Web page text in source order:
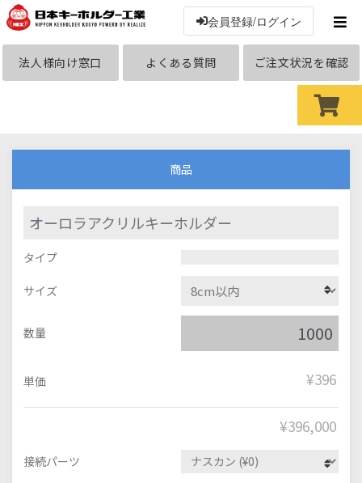
会員登録/ログイン
法人様向け窓口 よくある質問 ご注文状況を確認
商品
オーロラアクリルキーホルダー
タイプ
サイズ
数量
単価 ¥396
¥396,000
接続パーツ